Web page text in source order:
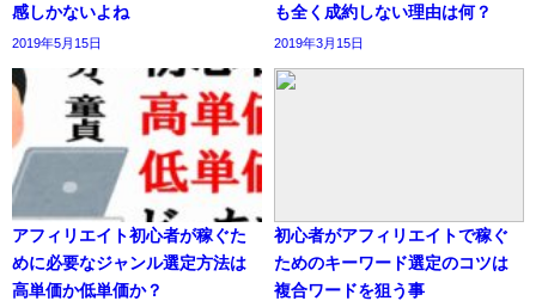
感しかないよね
2019年5月15日
も全く成約しない理由は何？
2019年3月15日
アフィリエイト初心者が稼ぐた
めに必要なジャンル選定方法は
高単価か低単価か？
初心者がアフィリエイトで稼ぐ
ためのキーワード選定のコツは
複合ワードを狙う事